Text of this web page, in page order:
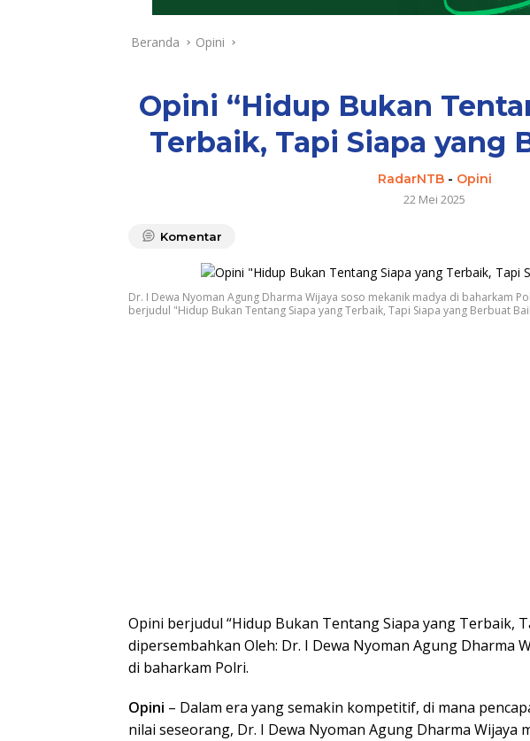
Beranda Opini
Opini “Hidup Bukan
Terbaik, Tapi Siapa yang
RadarNTB- Opini
22 Mei 2025
Komentar
Dr. I Dewa Nyoman Agung Dharma Wijaya soso mekanik madya di baharkam
berjudul "Hidup Bukan Tentang Siapa yang Terbaik, Tapi Siapa yang Berbuat
Opini berjudul “Hidup Bukan Tentang Siapa yang Terbaik,
dipersembahkan Oleh: Dr. I Dewa Nyoman Agung Dharma
di baharkam Polri.
Opini – Dalam era yang semakin kompetitif, di mana
nilai seseorang, Dr. I Dewa Nyoman Agung Dharma Wijaya